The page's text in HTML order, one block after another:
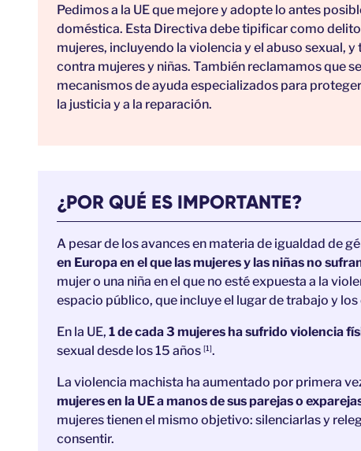
Pedimos a la UE que mejore y adopte lo antes
doméstica. Esta Directiva debe tipificar como
mujeres, incluyendo la violencia y el abuso sexual,
contra mujeres y niñas. También reclamamos que
mecanismos de ayuda especializados para
la justicia y a la reparación.
¿POR QUÉ ES IMPORTANTE?
A pesar de los avances en materia de igualdad de
en Europa en el que las mujeres y las niñas no
mujer o una niña en el que no esté expuesta a la
espacio público, que incluye el lugar de trabajo y los
En la UE, 1 de cada 3 mujeres ha sufrido violencia
sexual desde los 15 años [1].
La violencia machista ha aumentado por primera
mujeres en la UE a manos de sus parejas o
mujeres tienen el mismo objetivo: silenciarlas y
consentir.